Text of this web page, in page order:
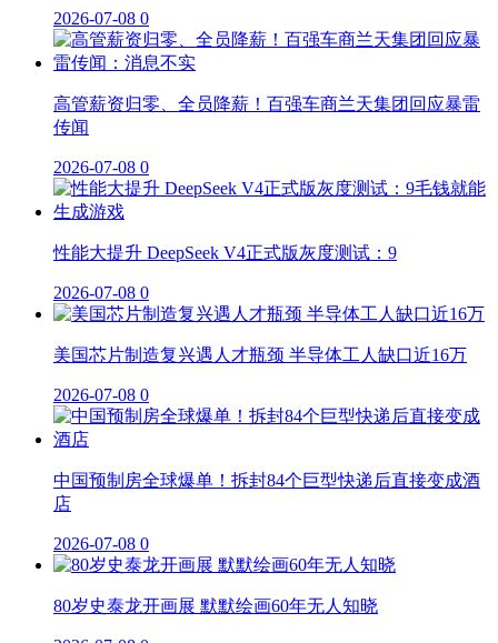
2026-07-08 0
高管薪资归零、全员降薪！百强车商兰天集团回应暴雷
传闻
2026-07-08 0
性能大提升 DeepSeek V4正式版灰度测试：9
2026-07-08 0
美国芯片制造复兴遇人才瓶颈 半导体工人缺口近16万
2026-07-08 0
中国预制房全球爆单！拆封84个巨型快递后直接变成酒
店
2026-07-08 0
80岁史泰龙开画展 默默绘画60年无人知晓